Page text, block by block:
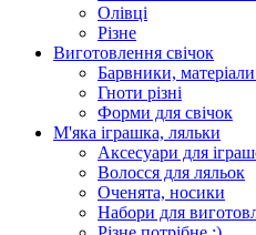
Олівці
Різне
Виготовлення свічок
Барвники,
Гноти різні
Форми для свічок
М'яка іграшка, ляльки
Аксесуари для
Волосся для ляльок
Оченята, носики
Набори для